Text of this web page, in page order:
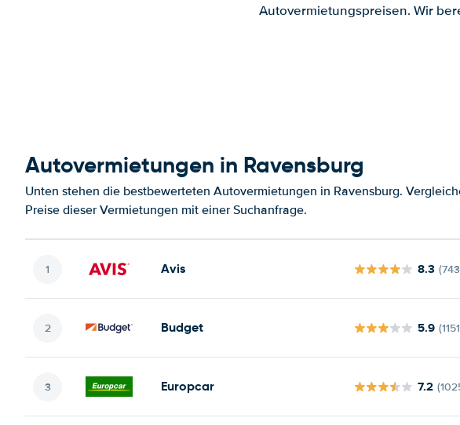
Autovermietungspreisen. Wir
Autovermietungen in Ravensburg
Unten stehen die bestbewerteten Autovermietungen in Ravensburg.
Preise dieser Vermietungen mit einer Suchanfrage.
Avis 8.3
Budget 5.9
Europcar 7.2